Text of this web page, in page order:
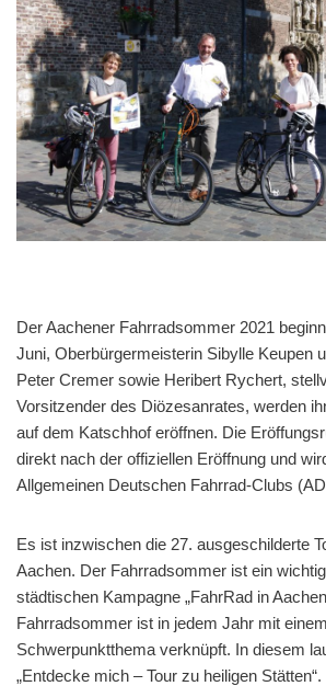
Der Aachener Fahrradsommer 2021
Juni, Oberbürgermeisterin Sibylle Keupen
Peter Cremer sowie Heribert Rychert,
Vorsitzender des Diözesanrates, werden
auf dem Katschhof eröffnen. Die
direkt nach der offiziellen Eröffnung und
Allgemeinen Deutschen Fahrrad-Clubs
Es ist inzwischen die 27. ausgeschilderte
Aachen. Der Fahrradsommer ist ein
städtischen Kampagne „FahrRad in
Fahrradsommer ist in jedem Jahr mit
Schwerpunktthema verknüpft. In diesem
„Entdecke mich – Tour zu heiligen Stätten“.